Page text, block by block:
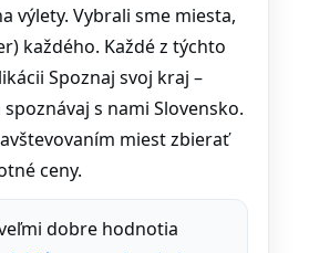
výlety. Vybrali sme miesta,
každého. Každé z týchto
Spoznaj svoj kraj –
s nami Slovensko.
miest zbierať
ceny.
dobre hodnotia